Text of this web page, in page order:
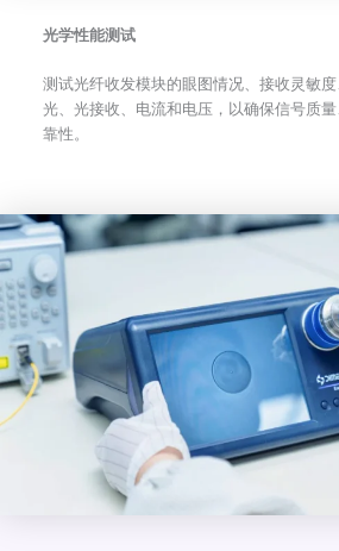
光学性能测试
测试光纤收发模块的眼图情况、接收灵敏
光、光接收、电流和电压，以确保信号质
靠性。